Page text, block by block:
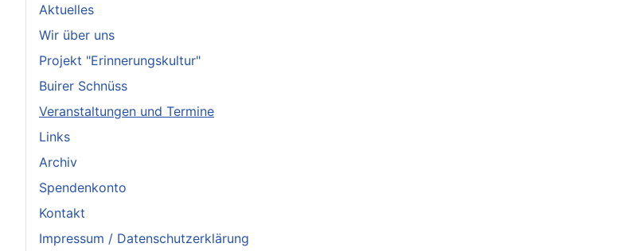
Aktuelles
Wir über uns
Projekt "Erinnerungskultur"
Buirer Schnüss
Veranstaltungen und Termine
Links
Archiv
Spendenkonto
Kontakt
Impressum / Datenschutzerklärung